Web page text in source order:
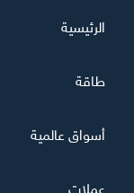
الرئيسية
طاقة
أسواق عالمية
عملات